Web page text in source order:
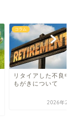
コラム
リタイアした不良中
もがきについて
2026年2